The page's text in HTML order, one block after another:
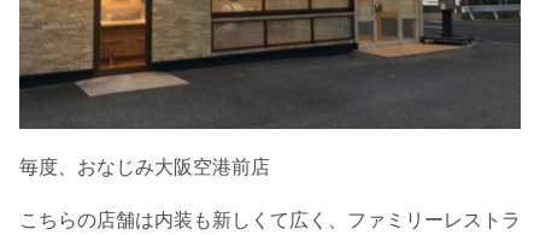
毎度、おなじみ大阪空港前店
こちらの店舗は内装も新しくて広く、ファミリーレストラ